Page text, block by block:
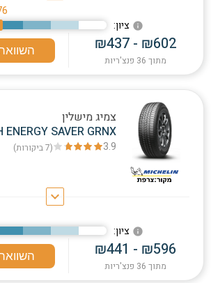
:ציון info
₪437 - ₪602
מתוך 36 פנצ'ריות
צמיג מישלין
SAVER GRNX
3.9
(7 ביקורות)
keyboard_arrow_down
:ציון info
₪441 - ₪596
מתוך 36 פנצ'ריות